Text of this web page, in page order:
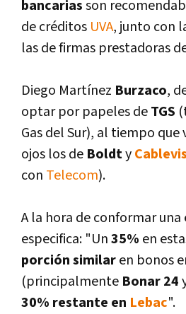
bancariasson
de créditos UVA, junto con
las de firmas prestadoras
Diego Martí­nez Burzaco,
optar por papeles deTGS
Gas del Sur), al tiempo que
ojos los de Boldty
con Telecom).
A la hora de conformar una
especifica: "Un35% en
porción similaren bonos
(principalmente Bonar 24
30% restante en Lebac".